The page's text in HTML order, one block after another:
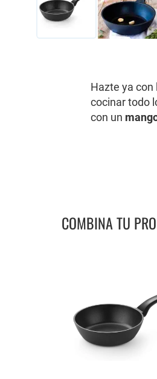
Hazte ya con
cocinar todo
con un
COMBINA TU